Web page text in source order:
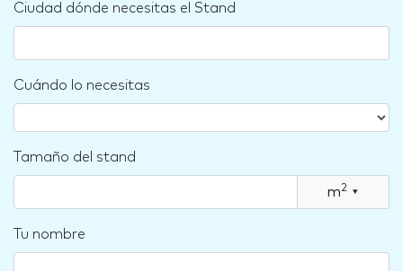
Ciudad dónde necesitas el Stand
Cuándo lo necesitas
Tamaño del stand
m2 ▾
Tu nombre